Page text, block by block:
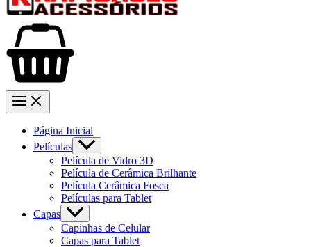
Página Inicial
Películas
Película de Vidro 3D
Película de Cerâmica Brilhante
Película Cerâmica Fosca
Películas para Tablet
Capas
Capinhas de Celular
Capas para Tablet